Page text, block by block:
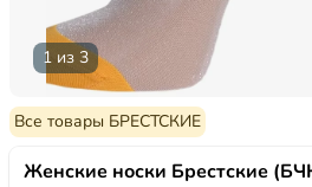
1 из 3
Все товары БРЕСТСКИЕ
Женские носки Брестские